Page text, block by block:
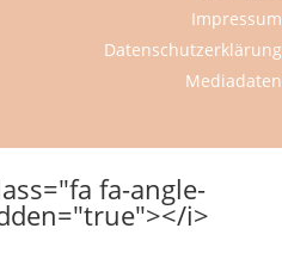
Impressum
Datenschutzerklärung
Mediadaten